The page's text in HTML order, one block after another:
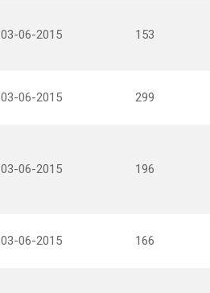
03-06-2015 153
03-06-2015 299
03-06-2015 196
03-06-2015 166